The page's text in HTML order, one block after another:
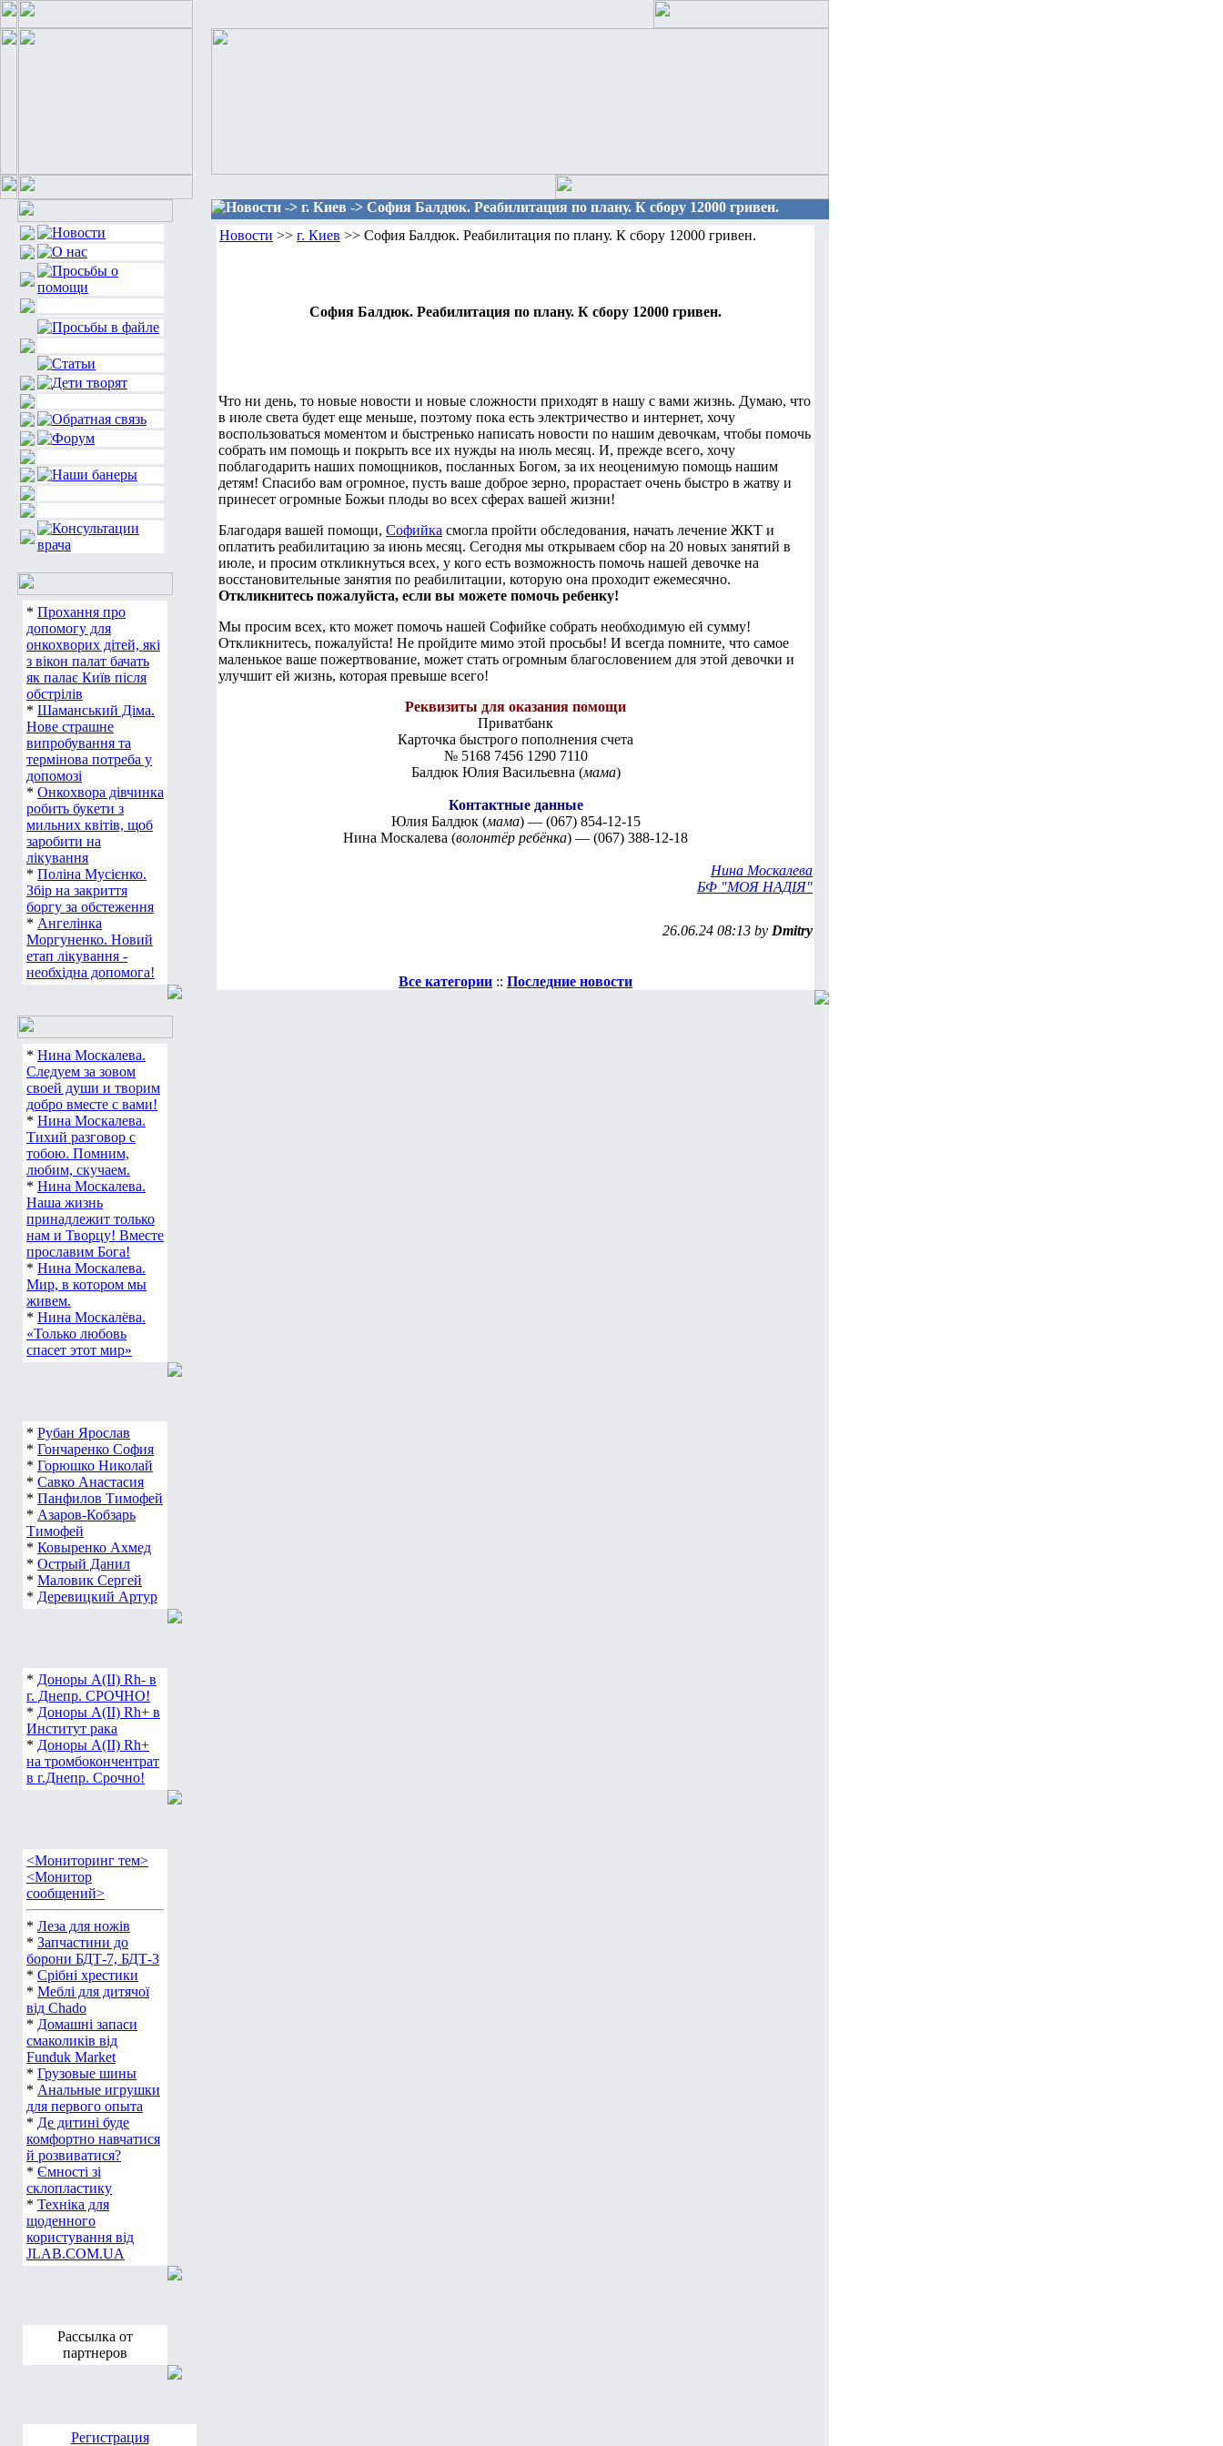
* Прохання про
допомогу для
онкохворих дітей, які
з вікон палат бачать
як палає Київ після
обстрілів
* Шаманський Діма.
Нове страшне
випробування та
термінова потреба у
допомозі
* Онкохвора дівчинка
робить букети з
мильних квітів, щоб
заробити на
лікування
* Поліна Мусієнко.
Збір на закриття
боргу за обстеження
* Ангелінка
Моргуненко. Новий
етап лікування -
необхідна допомога!
* Нина Москалева.
Следуем за зовом
своей души и творим
добро вместе с вами!
* Нина Москалева.
Тихий разговор с
тобою. Помним,
любим, скучаем.
* Нина Москалева.
Наша жизнь
принадлежит только
нам и Творцу! Вместе
прославим Бога!
* Нина Москалева.
Мир, в котором мы
живем.
* Нина Москалёва.
«Только любовь
спасет этот мир»
* Рубан Ярослав
* Гончаренко София
* Горюшко Николай
* Савко Анастасия
* Панфилов Тимофей
* Азаров-Кобзарь
Тимофей
* Ковыренко Ахмед
* Острый Данил
* Маловик Сергей
* Деревицкий Артур
* Доноры А(ІІ) Rh- в
г. Днепр. СРОЧНО!
* Доноры А(ІІ) Rh+ в
Институт рака
* Доноры А(ІІ) Rh+
на тромбокончентрат
в г.Днепр. Срочно!
<Мониторинг тем>
<Монитор
сообщений>
* Леза для ножів
* Запчастини до
борони БДТ-7, БДТ-3
* Срібні хрестики
* Меблі для дитячої
від Chado
* Домашні запаси
смаколиків від
Funduk Market
* Грузовые шины
* Анальные игрушки
для первого опыта
* Де дитині буде
комфортно навчатися
й розвиватися?
* Ємності зі
склопластику
* Техніка для
щоденного
користування від
JLAB.COM.UA
Рассылка от
партнеров
Регистрация
Новости -> г. Киев -> София Балдюк. Реабилитация по плану. К сбору 12000 гривен.
Новости >> г. Киев >> София Балдюк. Реабилитация по плану. К сбору 12000 гривен.
София Балдюк. Реабилитация по плану. К сбору 12000 гривен.
Что ни день, то новые новости и новые сложности приходят в нашу с вами жизнь. Думаю, что
в июле света будет еще меньше, поэтому пока есть электричество и интернет, хочу
воспользоваться моментом и быстренько написать новости по нашим девочкам, чтобы помочь
собрать им помощь и покрыть все их нужды на июль месяц. И, прежде всего, хочу
поблагодарить наших помощников, посланных Богом, за их неоценимую помощь нашим
детям! Спасибо вам огромное, пусть ваше доброе зерно, прорастает очень быстро в жатву и
принесет огромные Божьи плоды во всех сферах вашей жизни!
Благодаря вашей помощи, Софийка смогла пройти обследования, начать лечение ЖКТ и
оплатить реабилитацию за июнь месяц. Сегодня мы открываем сбор на 20 новых занятий в
июле, и просим откликнуться всех, у кого есть возможность помочь нашей девочке на
восстановительные занятия по реабилитации, которую она проходит ежемесячно.
Откликнитесь пожалуйста, если вы можете помочь ребенку!
Мы просим всех, кто может помочь нашей Софийке собрать необходимую ей сумму!
Откликнитесь, пожалуйста! Не пройдите мимо этой просьбы! И всегда помните, что самое
маленькое ваше пожертвование, может стать огромным благословением для этой девочки и
улучшит ей жизнь, которая превыше всего!
Реквизиты для оказания помощи
Приватбанк
Карточка быстрого пополнения счета
№ 5168 7456 1290 7110
Балдюк Юлия Васильевна (мама)
Контактные данные
Юлия Балдюк (мама) — (067) 854-12-15
Нина Москалева (волонтёр ребёнка) — (067) 388-12-18
Нина Москалева
БФ "МОЯ НАДIЯ"
26.06.24 08:13 by Dmitry
Все категории :: Последние новости